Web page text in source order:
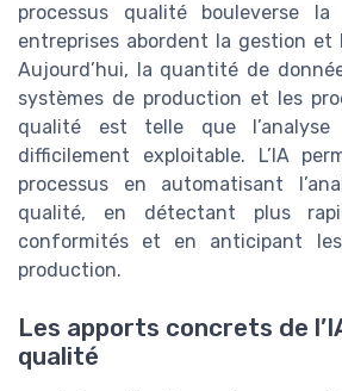
processus qualité bouleverse
entreprises abordent la gestion et
Aujourd’hui, la quantité de
systèmes de production et les
qualité est telle que l’analyse
difficilement exploitable. L’IA
processus en automatisant
qualité, en détectant plus
conformités et en anticipant
production.
Les apports concrets de
qualité